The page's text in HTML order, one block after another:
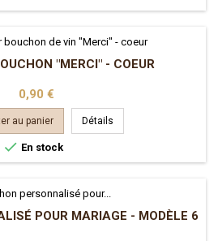
"MERCI" - COEUR
Prix
0,90 €
au panier Détails
 En stock
POUR MARIAGE - MODÈLE 6